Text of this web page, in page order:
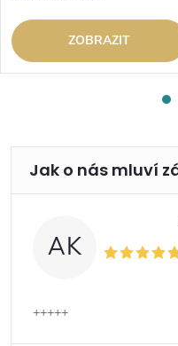
ZOBRAZIT
AK
+++++